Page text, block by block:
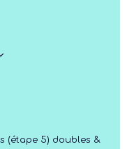
(étape 5) doubles &